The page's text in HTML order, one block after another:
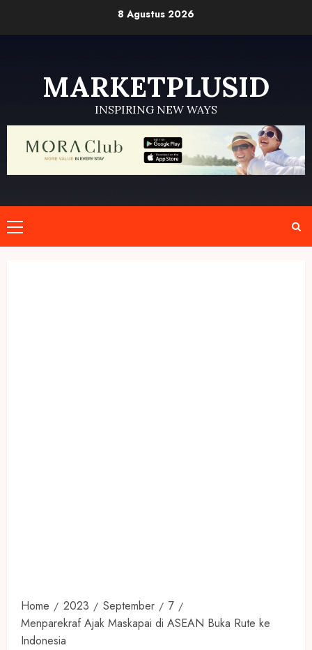
8 Agustus 2026
MARKETPLUSID
INSPIRING NEW WAYS
Primary
Menu
Home 2023 September
7
Menparekraf Ajak Maskapai di ASEAN Buka Rute ke
Indonesia